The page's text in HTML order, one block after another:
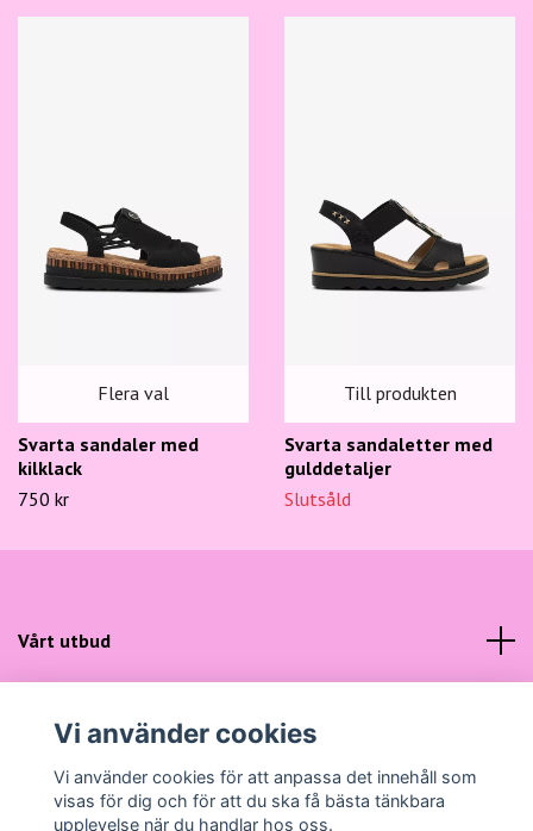
Flera val
Svarta sandaler med
kilklack
750 kr
Till produkten
Svarta sandaletter med
gulddetaljer
Slutsåld
Vårt utbud
Sociala medier
Vi använder cookies
Vi använder cookies för att anpassa det innehåll som
visas för dig och för att du ska få bästa tänkbara
upplevelse när du handlar hos oss.